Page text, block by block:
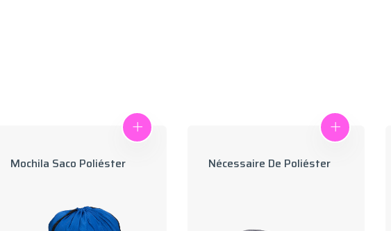
Mochila Saco Poliéster Nécessaire De Poliéster